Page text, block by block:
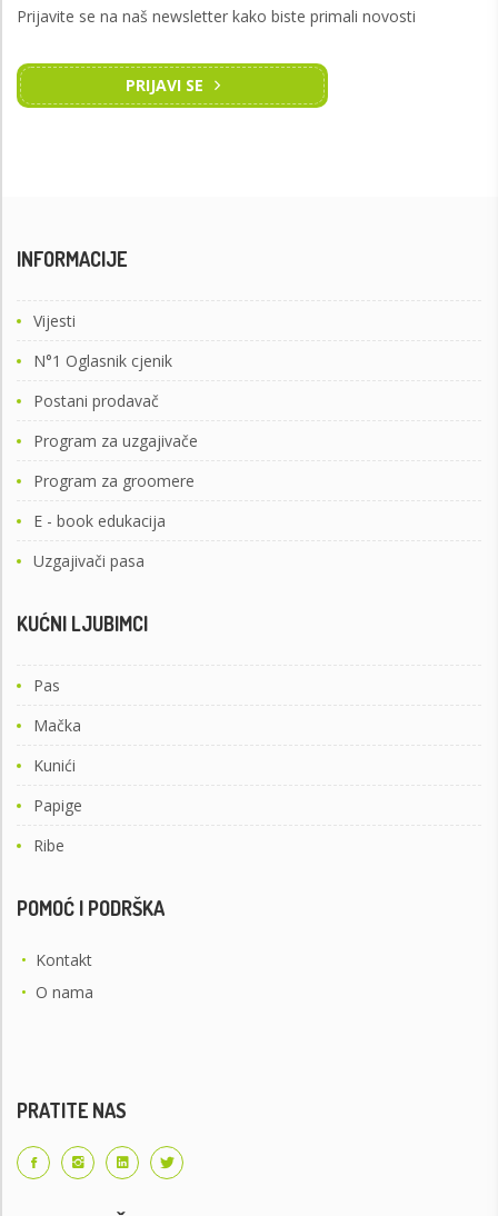
Prijavite se na naš newsletter kako biste primali novosti
PRIJAVI SE
INFORMACIJE
Vijesti
N°1 Oglasnik cjenik
Postani prodavač
Program za uzgajivače
Program za groomere
E - book edukacija
Uzgajivači pasa
KUĆNI LJUBIMCI
Pas
Mačka
Kunići
Papige
Ribe
POMOĆ I PODRŠKA
• Kontakt
• O nama
PRATITE NAS